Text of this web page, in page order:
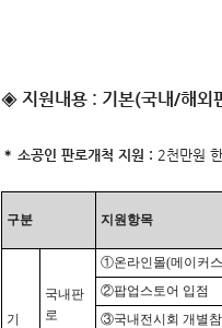
◈ 지원내용 : 기본(국내/해외
＊ 소공인 판로개척 지원 : 2천만원
구분 지원항목
기
국내판
로
①온라인몰(메이커
②팝업스토어 입점
③국내전시회 개별